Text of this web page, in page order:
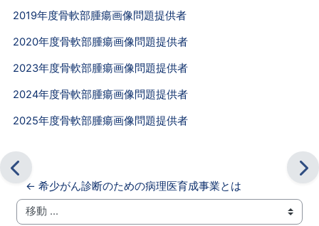
2019年度骨軟部腫瘍画像問題提供者
2020年度骨軟部腫瘍画像問題提供者
2023年度骨軟部腫瘍画像問題提供者
2024年度骨軟部腫瘍画像問題提供者
2025年度骨軟部腫瘍画像問題提供者
← 希少がん診断のための病理医育成事業とは
移動 ...